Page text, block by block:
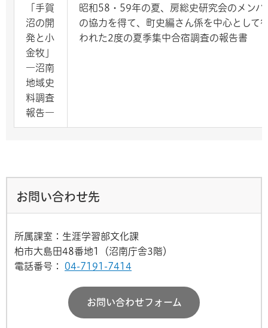
「手賀
沼の開
発と小
金牧」
―沼南
地域史
料調査
報告―
昭和58・59年の夏、房総史研究会のメンバ
の協力を得て、町史編さん係を中心として
われた2度の夏季集中合宿調査の報告書
お問い合わせ先
所属課室：生涯学習部文化課
柏市大島田48番地1（沼南庁舎3階）
電話番号：
04-7191-7414
お問い合わせフォーム